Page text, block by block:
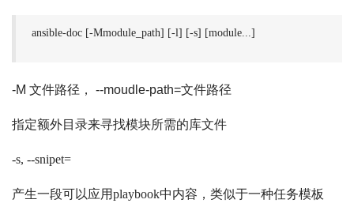
ansible-doc [-Mmodule_path] [-l] [-s] [module...]
-M 文件路径， --moudle-path=文件路径
指定额外目录来寻找模块所需的库文件
-s, --snipet=
产生一段可以应用playbook中内容，类似于一种任务模板